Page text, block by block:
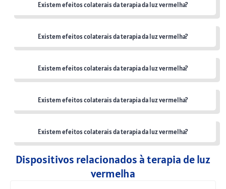
Existem efeitos colaterais da terapia da luz vermelha?
Existem efeitos colaterais da terapia da luz vermelha?
Existem efeitos colaterais da terapia da luz vermelha?
Existem efeitos colaterais da terapia da luz vermelha?
Existem efeitos colaterais da terapia da luz vermelha?
Dispositivos relacionados à terapia de luz
vermelha